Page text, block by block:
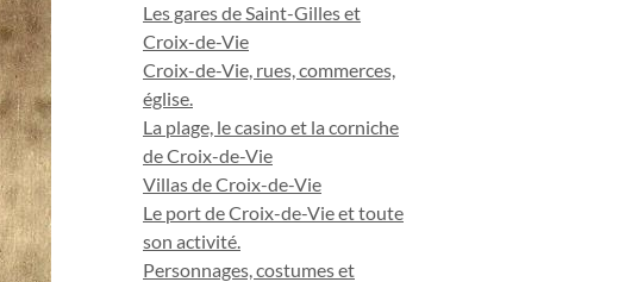
Les gares de Saint-Gilles et
Croix-de-Vie
Croix-de-Vie, rues, commerces,
église.
La plage, le casino et la corniche
de Croix-de-Vie
Villas de Croix-de-Vie
Le port de Croix-de-Vie et toute
son activité.
Personnages, costumes et